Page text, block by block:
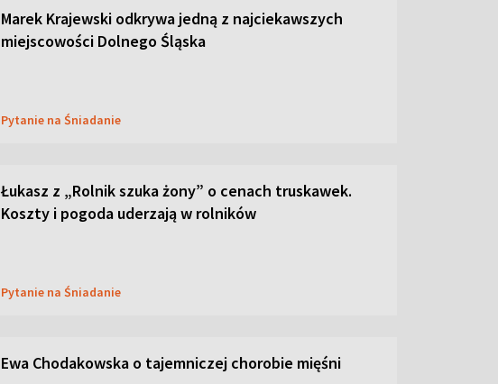
Marek Krajewski odkrywa jedną z najciekawszych
miejscowości Dolnego Śląska
Pytanie na Śniadanie
Łukasz z „Rolnik szuka żony” o cenach truskawek.
Koszty i pogoda uderzają w rolników
Pytanie na Śniadanie
Ewa Chodakowska o tajemniczej chorobie mięśni